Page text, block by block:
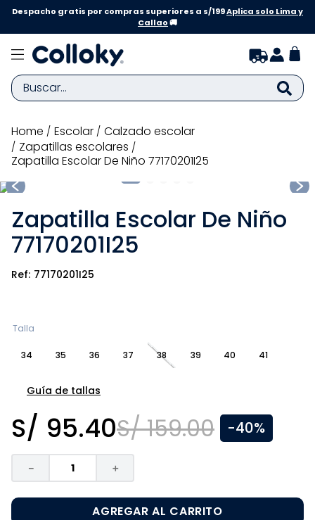
Despacho gratis por compras superiores a s/199Aplica solo Lima y
Callao🚚
Buscar...
escolar
calzado escolar
zapatillas escolares
Zapatilla Escolar De Niño 77170201I25
Zapatilla Escolar De Niño
77170201I25
77170201I25
Talla
34 35 36 37 38 39 40 41
Guía de tallas
S/ 95.40S/ 159.00 -40%
＋
－
AGREGAR AL CARRITO
TÉRMINOS MÁS BUSCADOS
.
zapatillas niña
4.
sandalias
5.
sandalias niña
6.
bebe
8.